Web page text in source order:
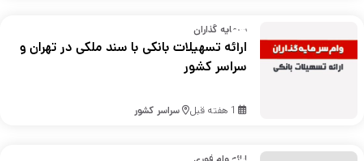
سرمایه گذاران
ارائه تسهیلات بانکی با سند ملکی در تهران و
سراسر کشور
1 هفته قبل سراسر کشور